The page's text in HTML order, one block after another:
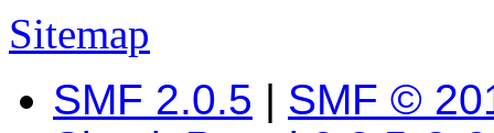
Sitemap
SMF 2.0.5 | SMF ©